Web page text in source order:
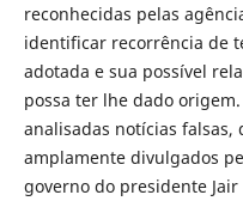
reconhecidas pelas
identificar recorrência de
adotada e sua possível
possa ter lhe dado
analisadas notícias falsas,
amplamente divulgados
governo do presidente